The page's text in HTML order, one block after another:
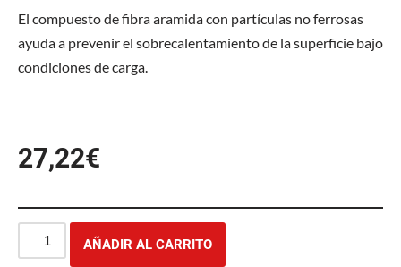
El compuesto de fibra aramida con partículas no ferrosas
ayuda a prevenir el sobrecalentamiento de la superficie bajo
condiciones de carga.
27,22€
AÑADIR AL CARRITO